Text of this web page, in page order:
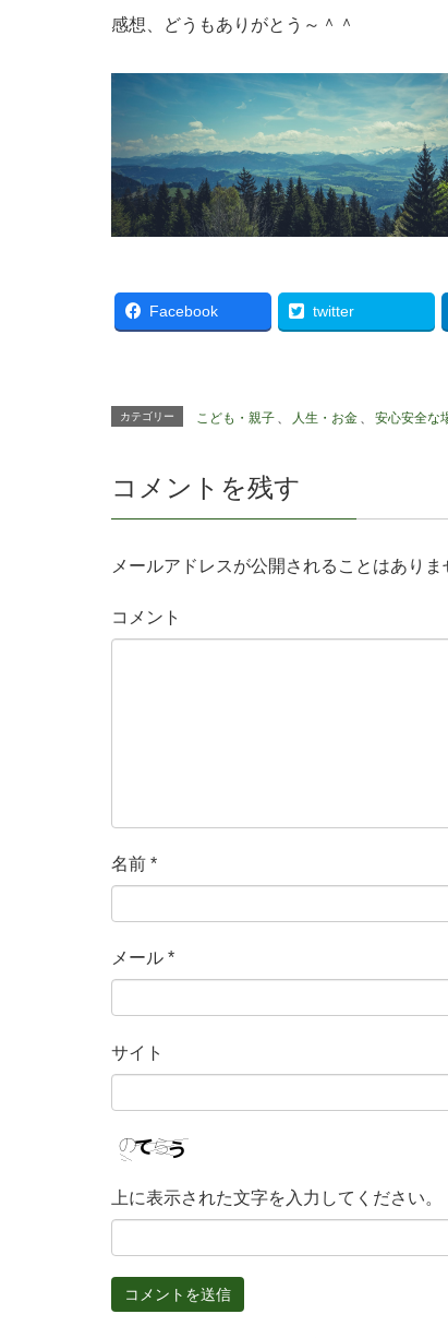
感想、どうもありがとう～＾＾
Facebook twitter
カテゴリー こども・親子 、 人生・お金 、 安心安全な
コメントを残す
メールアドレスが公開されることはありま
コメント
名前 *
メール *
サイト
上に表示された文字を入力してください。